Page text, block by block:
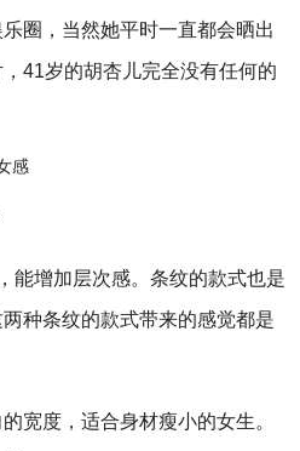
圈，当然她平时一直都会晒出
41岁的胡杏儿完全没有任何的
能增加层次感。条纹的款式也是
种条纹的款式带来的感觉都是
宽度，适合身材瘦小的女生。